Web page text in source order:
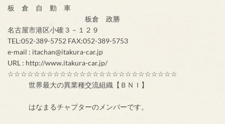
板 倉 自 動 車
板倉 政勝
名古屋市港区小碓３－１２９
TEL:052-389-5752 FAX:052-389-5753
e-mail : itachan@itakura-car.jp
URL : http://www.itakura-car.jp/
☆☆☆☆☆☆☆☆☆☆☆☆☆☆☆☆☆☆☆☆☆☆☆☆☆☆
世界最大の異業種交流組織【ＢＮＩ】
はなまるチャプターのメンバーです。